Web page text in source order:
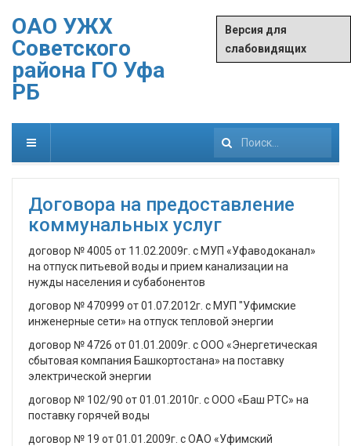
ОАО УЖХ
Советского
района ГО Уфа
РБ
Версия для
слабовидящих
Искать...
Договора на предоставление
коммунальных услуг
договор № 4005 от 11.02.2009г. с МУП «Уфаводоканал»
на отпуск питьевой воды и прием канализации на
нужды населения и субабонентов
договор № 470999 от 01.07.2012г. с МУП "Уфимские
инженерные сети» на отпуск тепловой энергии
договор № 4726 от 01.01.2009г. с ООО «Энергетическая
сбытовая компания Башкортостана» на поставку
электрической энергии
договор № 102/90 от 01.01.2010г. с ООО «Баш РТС» на
поставку горячей воды
договор № 19 от 01.01.2009г. с ОАО «Уфимский